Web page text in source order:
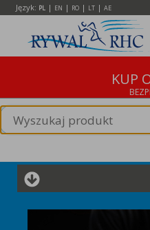
Język: PL | EN | RO | LT | AE
KUP